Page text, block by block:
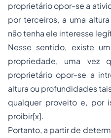
proprietário opor-se a
por terceiros, a uma
não tenha ele interesse
Nesse sentido, existe
propriedade, uma vez
proprietário opor-se a
altura ou profundidades
qualquer proveito e, por
proibir[x].
Portanto, a partir de